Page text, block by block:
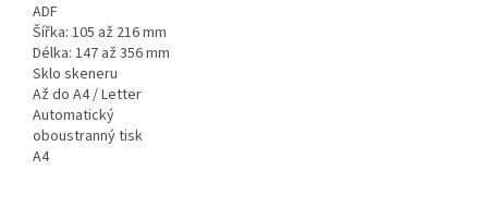
ADF
Šířka: 105 až 216 mm
Délka: 147 až 356 mm
Sklo skeneru
Až do A4 / Letter
Automatický
oboustranný tisk
A4